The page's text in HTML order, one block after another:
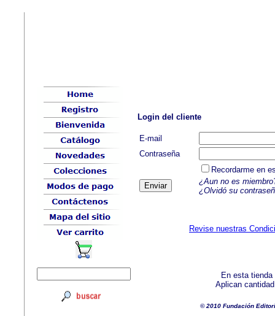
Login del cliente
E-mail
Contraseña
Recordarme en
¿Aun no es
¿Olvidó su
Revise nuestras
En esta
Aplican
© 2010 Fundación